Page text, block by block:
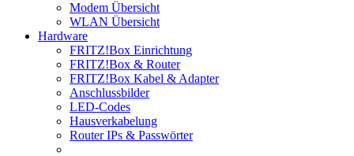
Modem Übersicht
WLAN Übersicht
Hardware
FRITZ!Box Einrichtung
FRITZ!Box & Router
FRITZ!Box Kabel & Adapter
Anschlussbilder
LED-Codes
Hausverkabelung
Router IPs & Passwörter